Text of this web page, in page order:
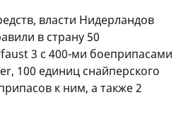
власти Нидерландов
в страну 50
3 с 400-ми боеприпасами
100 единиц снайперского
к ним, а также 2